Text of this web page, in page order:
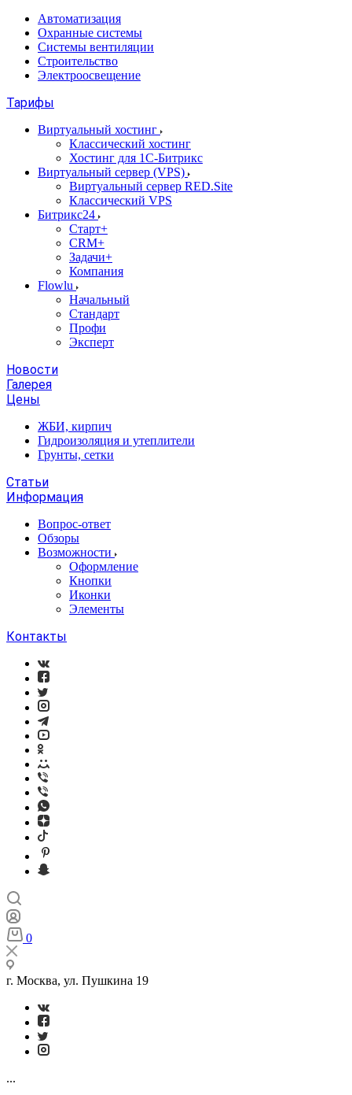
Автоматизация
Охранные системы
Системы вентиляции
Строительство
Электроосвещение
Тарифы
Виртуальный хостинг
Классический хостинг
Хостинг для 1С-Битрикс
Виртуальный сервер (VPS)
Виртуальный сервер RED.Site
Классический VPS
Битрикс24
Старт+
CRM+
Задачи+
Компания
Flowlu
Начальный
Стандарт
Профи
Эксперт
Новости
Галерея
Цены
ЖБИ, кирпич
Гидроизоляция и утеплители
Грунты, сетки
Статьи
Информация
Вопрос-ответ
Обзоры
Возможности
Оформление
Кнопки
Иконки
Элементы
Контакты
0
г. Москва, ул. Пушкина 19
...